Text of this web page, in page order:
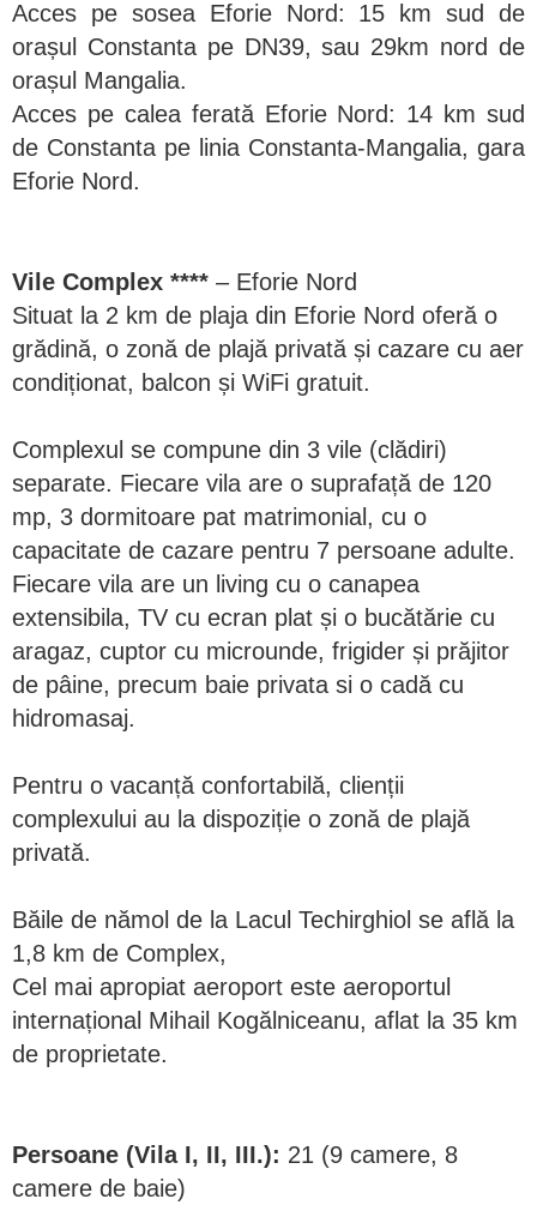
Acces pe sosea Eforie Nord: 15 km sud de
orașul Constanta pe DN39, sau 29km nord de
orașul Mangalia.
Acces pe calea ferată Eforie Nord: 14 km sud
de Constanta pe linia Constanta-Mangalia, gara
Eforie Nord.
Vile Complex **** – Eforie Nord
Situat la 2 km de plaja din Eforie Nord oferă o
grădină, o zonă de plajă privată și cazare cu aer
condiționat, balcon și WiFi gratuit.
Complexul se compune din 3 vile (clădiri)
separate. Fiecare vila are o suprafață de 120
mp, 3 dormitoare pat matrimonial, cu o
capacitate de cazare pentru 7 persoane adulte.
Fiecare vila are un living cu o canapea
extensibila, TV cu ecran plat și o bucătărie cu
aragaz, cuptor cu microunde, frigider și prăjitor
de pâine, precum baie privata si o cadă cu
hidromasaj.
Pentru o vacanță confortabilă, clienții
complexului au la dispoziție o zonă de plajă
privată.
Băile de nămol de la Lacul Techirghiol se află la
1,8 km de Complex,
Cel mai apropiat aeroport este aeroportul
internațional Mihail Kogălniceanu, aflat la 35 km
de proprietate.
Persoane (Vila I, II, III.): 21 (9 camere, 8
camere de baie)